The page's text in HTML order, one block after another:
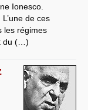
Ionesco.
de ces
les régimes
du (…)